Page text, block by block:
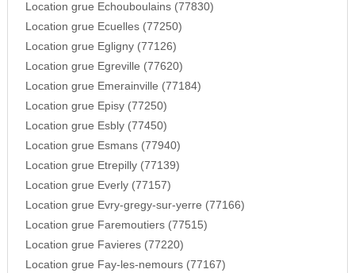
Location grue Echouboulains (77830)
Location grue Ecuelles (77250)
Location grue Egligny (77126)
Location grue Egreville (77620)
Location grue Emerainville (77184)
Location grue Episy (77250)
Location grue Esbly (77450)
Location grue Esmans (77940)
Location grue Etrepilly (77139)
Location grue Everly (77157)
Location grue Evry-gregy-sur-yerre (77166)
Location grue Faremoutiers (77515)
Location grue Favieres (77220)
Location grue Fay-les-nemours (77167)